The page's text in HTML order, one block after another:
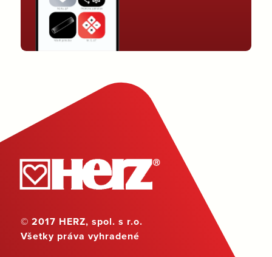
© 2017 HERZ, spol. s r.o.
Všetky práva vyhradené